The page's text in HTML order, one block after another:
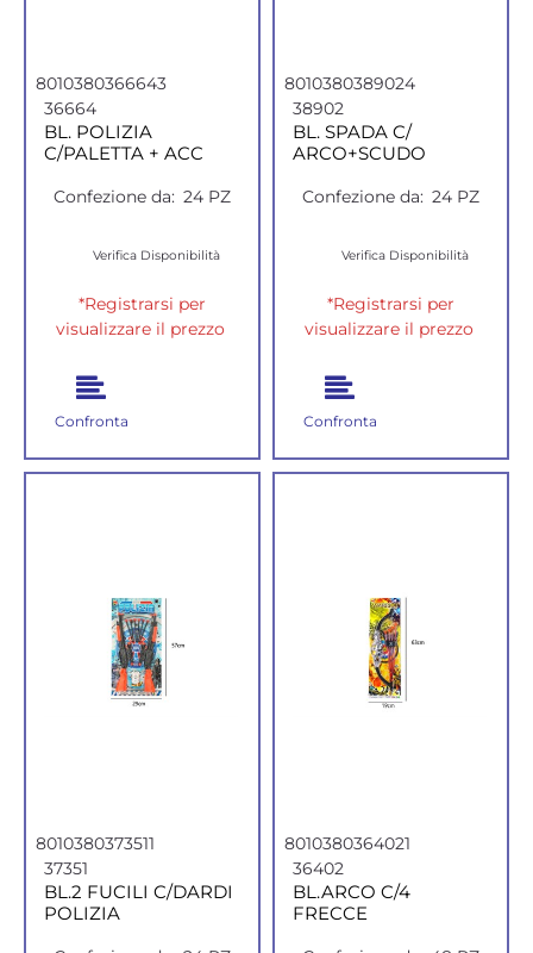
8010380366643
36664
BL. POLIZIA
C/PALETTA + ACC
Confezione da: 24 PZ
Verifica Disponibilità
*Registrarsi per
visualizzare il prezzo
Confronta
8010380389024
38902
BL. SPADA C/
ARCO+SCUDO
Confezione da: 24 PZ
Verifica Disponibilità
*Registrarsi per
visualizzare il prezzo
Confronta
8010380373511
37351
BL.2 FUCILI C/DARDI
POLIZIA
8010380364021
36402
BL.ARCO C/4
FRECCE